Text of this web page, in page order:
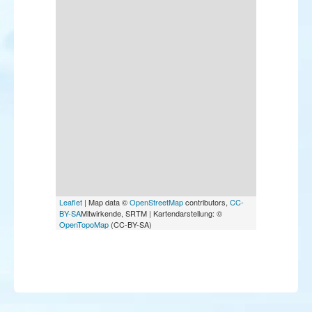
Leaflet | Map data ©OpenStreetMapcontributors, CC-
BY-SAMitwirkende, SRTM | Kartendarstellung: ©
OpenTopoMap (CC-BY-SA)